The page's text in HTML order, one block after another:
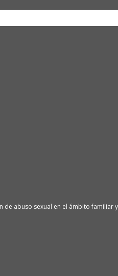
de abuso sexual en el ámbito familiar